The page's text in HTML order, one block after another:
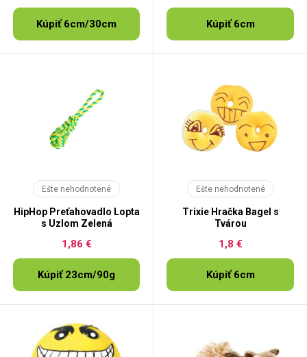
Kúpiť 6cm/30cm Kúpiť 6cm
Ešte nehodnotené
HipHop Preťahovadlo Lopta
s Uzlom Zelená
1,86 €
Kúpiť 23cm/90g
Ešte nehodnotené
Trixie Hračka Bagel s
Tvárou
1,8 €
Kúpiť 6cm